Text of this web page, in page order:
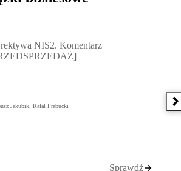
NIS2. Komentarz [PRZEDSPRZEDAŻ],
NIS2. Komentarz
Jakubik, Rafał Prabucki
Sprawdź